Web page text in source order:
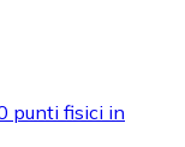
punti fisici in